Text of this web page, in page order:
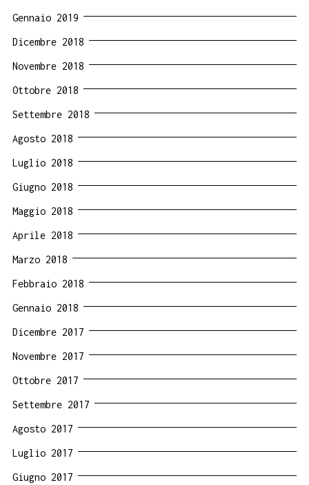
Gennaio 2019
Dicembre 2018
Novembre 2018
Ottobre 2018
Settembre 2018
Agosto 2018
Luglio 2018
Giugno 2018
Maggio 2018
Aprile 2018
Marzo 2018
Febbraio 2018
Gennaio 2018
Dicembre 2017
Novembre 2017
Ottobre 2017
Settembre 2017
Agosto 2017
Luglio 2017
Giugno 2017